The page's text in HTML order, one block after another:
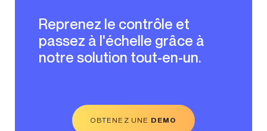
Reprenez le contrôle et
passez à l'échelle grâce à
notre solution tout-en-un.
OBTENEZ UNE DEMO